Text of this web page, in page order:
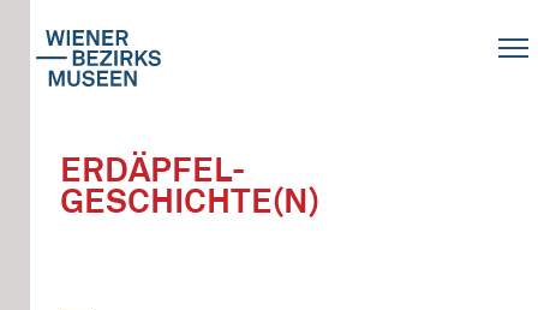
ERDÄPFEL-
GESCHICHTE(N)